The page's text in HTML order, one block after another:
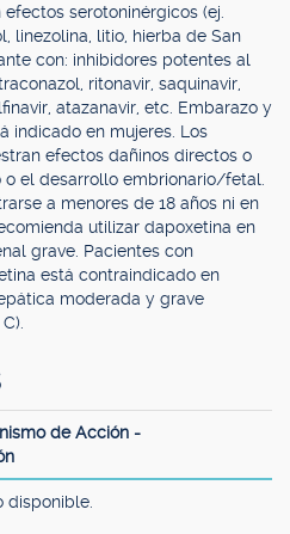
serotoninérgicos (ej.
linezolina, litio, hierba de San
con: inhibidores potentes al
ritonavir, saquinavir,
atazanavir, etc. Embarazo y
indicado en mujeres. Los
efectos dañinos directos o
el desarrollo embrionario/fetal.
a menores de 18 años ni en
utilizar dapoxetina en
grave. Pacientes con
está contraindicado en
moderada y grave
de Acción -
disponible.